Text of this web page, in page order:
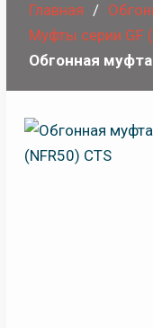
Главная
Муфты серии GF
Обгонная муфта